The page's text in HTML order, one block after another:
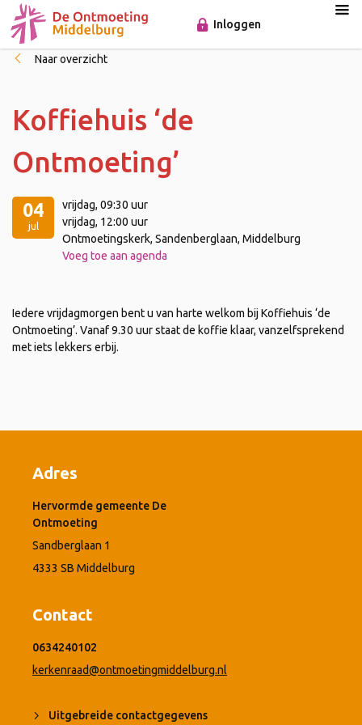
Inloggen
Naar overzicht
Koffiehuis ‘de
Ontmoeting’
04
jul
vrijdag, 09:30 uur
vrijdag, 12:00 uur
Ontmoetingskerk, Sandenberglaan, Middelburg
Voeg toe aan agenda
Iedere vrijdagmorgen bent u van harte welkom bij Koffiehuis ‘de
Ontmoeting’. Vanaf 9.30 uur staat de koffie klaar, vanzelfsprekend
met iets lekkers erbij.
Adres
Hervormde gemeente De
Ontmoeting
Sandberglaan 1
4333 SB Middelburg
Contact
0634240102
kerkenraad@ontmoetingmiddelburg.nl
Uitgebreide contactgegevens